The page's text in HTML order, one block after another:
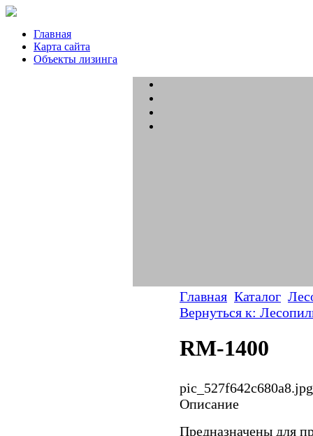
Главная
Карта сайта
Объекты лизинга
Главная Каталог
Вернуться к:
RM-1400
pic_527f642c680a8.jpg
Описание
Предназначены для